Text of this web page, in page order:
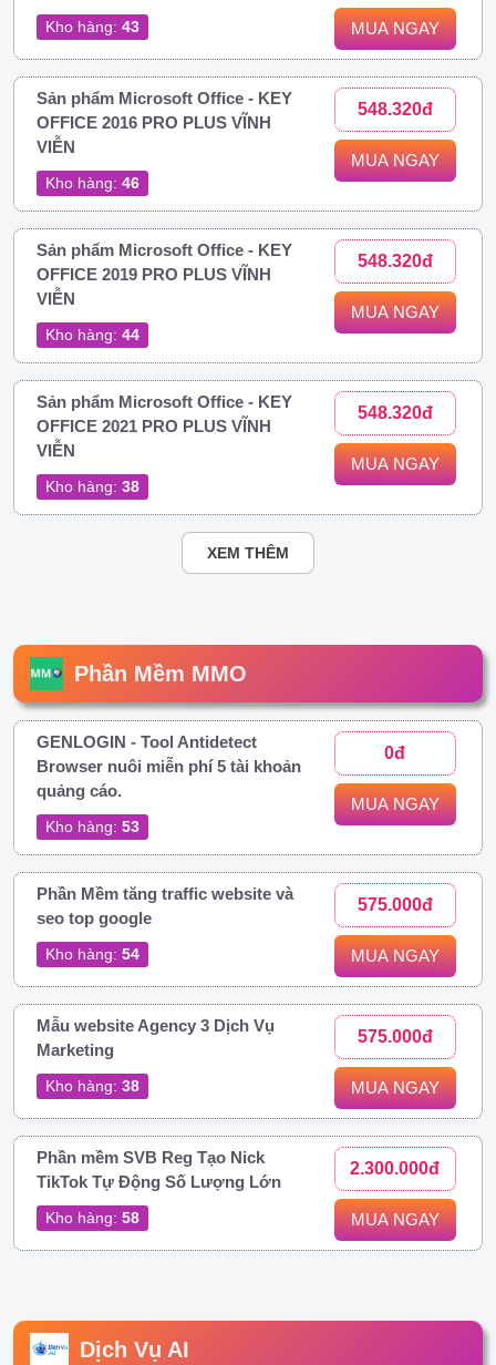
Kho hàng: 43 MUA NGAY
Sản phẩm Microsoft Office - KEY
OFFICE 2016 PRO PLUS VĨNH
VIỄN
Kho hàng: 46
548.320đ
MUA NGAY
Sản phẩm Microsoft Office - KEY
OFFICE 2019 PRO PLUS VĨNH
VIỄN
Kho hàng: 44
548.320đ
MUA NGAY
Sản phẩm Microsoft Office - KEY
OFFICE 2021 PRO PLUS VĨNH
VIỄN
Kho hàng: 38
548.320đ
MUA NGAY
XEM THÊM
Phần Mềm MMO
GENLOGIN - Tool Antidetect
Browser nuôi miễn phí 5 tài khoản
quảng cáo.
Kho hàng: 53
0đ
MUA NGAY
Phần Mềm tăng traffic website và
seo top google
Kho hàng: 54
575.000đ
MUA NGAY
Mẫu website Agency 3 Dịch Vụ
Marketing
Kho hàng: 38
575.000đ
MUA NGAY
Phần mềm SVB Reg Tạo Nick
TikTok Tự Động Số Lượng Lớn
Kho hàng: 58
2.300.000đ
MUA NGAY
Dịch Vụ AI